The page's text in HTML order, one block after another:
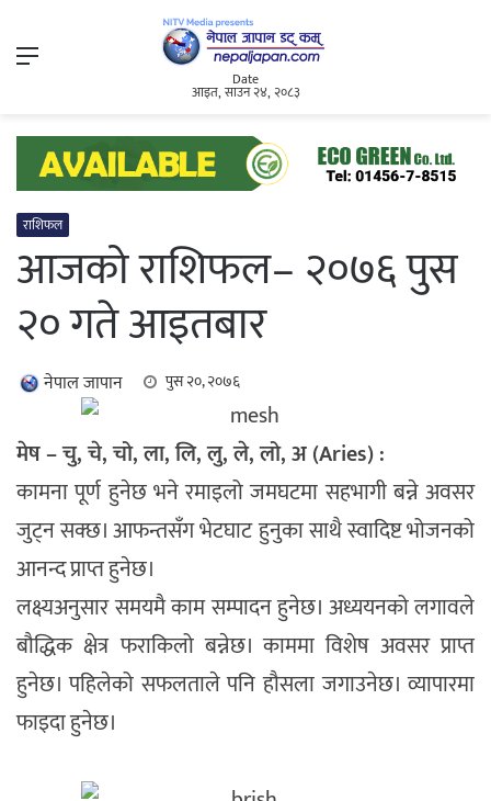
Menu
Date
आइत, साउन २४, २०८३
राशिफल
आजको राशिफल– २०७६ पुस
२० गते आइतबार
नेपाल जापान पुस २०, २०७६
मेष – चु, चे, चो, ला, लि, लु, ले, लो, अ (Aries) :
कामना पूर्ण हुनेछ भने रमाइलो जमघटमा सहभागी बन्ने अवसर
जुट्न सक्छ। आफन्तसँग भेटघाट हुनुका साथै स्वादिष्ट भोजनको
आनन्द प्राप्त हुनेछ।
लक्ष्यअनुसार समयमै काम सम्पादन हुनेछ। अध्ययनको लगावले
बौद्धिक क्षेत्र फराकिलो बन्नेछ। काममा विशेष अवसर प्राप्त
हुनेछ। पहिलेको सफलताले पनि हौसला जगाउनेछ। व्यापारमा
फाइदा हुनेछ।